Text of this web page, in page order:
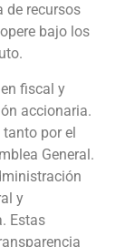
de recursos
bajo los
fiscal y
accionaria.
por el
General.
y
Estas